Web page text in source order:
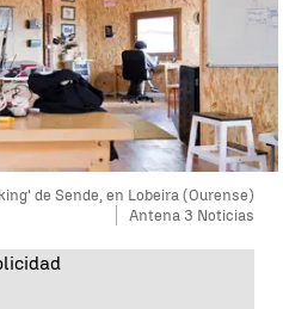
de Sende, en Lobeira (Ourense)
Antena 3 Noticias